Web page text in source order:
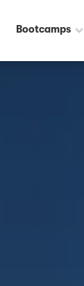
Bootcamps